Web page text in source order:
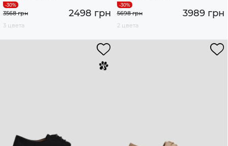
2498 грн
3568 грн
3 цвета
3989 грн
5698 грн
2 цвета